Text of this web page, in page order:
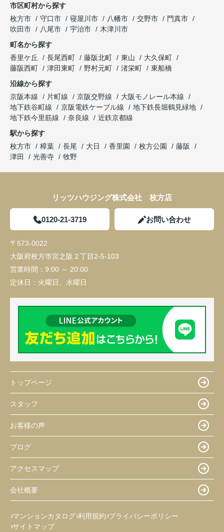
市区町村から探す
枚方市
守口市 寝屋川市 八幡市 交野市
門真市
吹田市
八尾市 宇治市
木津川市
町名から探す
香里ケ丘
長尾西町 藤阪北町 東山
大久保町
藤阪西町
津田東町 野村元町 渚栄町
東船橋
沿線から探す
京阪本線
片町線 京阪交野線
大阪モノレール本線
地下鉄谷町線
京阪電鉄ケーブル線
地下鉄長堀鶴見緑地
地下鉄今里筋線
奈良線
近鉄京都線
駅から探す
枚方市
樟葉 長尾 大日 香里園 枚方公園
藤阪
津田
光善寺 牧野
リッツハウジング株式会社 枚方店
0120-21-3719 お問い合わせ
〒573-0022
大阪府枚方市宮之阪２丁目2-5-103
営業時間： 9:00 ～ 20:00
定休日： 火曜日、水曜日
トップページ
スタッフ
お客様の声
ブログ
アクセスマップ
会社概要
マンションカタログ 利用規約 プライバシーポリシー
サイトマップ